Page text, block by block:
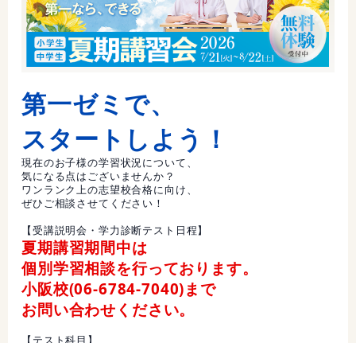
第一ゼミで、
スタートしよう！
現在のお子様の学習状況について、
気になる点はございませんか？
ワンランク上の志望校合格に向け、
ぜひご相談させてください！
【受講説明会・学力診断テスト日程】
夏期講習期間中は
個別学習相談を行っております。
小阪校(06-6784-7040)まで
お問い合わせください。
【テスト科目】